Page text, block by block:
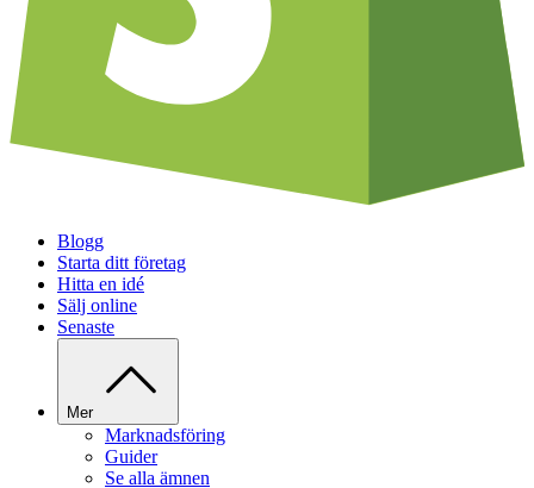
Blogg
Starta ditt företag
Hitta en idé
Sälj online
Senaste
Mer
Marknadsföring
Guider
Se alla ämnen